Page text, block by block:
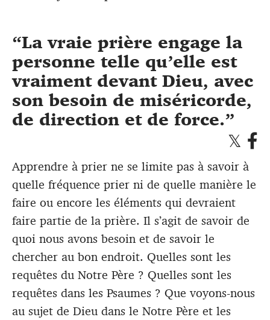
La vraie prière engage la
personne telle qu’elle est
vraiment devant Dieu, avec
son besoin de miséricorde,
de direction et de force.
Apprendre à prier ne se limite pas à savoir à
quelle fréquence prier ni de quelle manière le
faire ou encore les éléments qui devraient
faire partie de la prière. Il s’agit de savoir de
quoi nous avons besoin et de savoir le
chercher au bon endroit. Quelles sont les
requêtes du Notre Père ? Quelles sont les
requêtes dans les Psaumes ? Que voyons-nous
au sujet de Dieu dans le Notre Père et les